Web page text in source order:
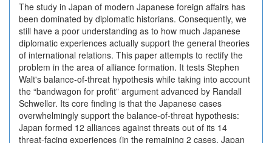
The study in Japan of modern Japanese foreign affairs has
been dominated by diplomatic historians. Consequently, we
still have a poor understanding as to how much Japanese
diplomatic experiences actually support the general theories
of international relations. This paper attempts to rectify the
problem in the area of alliance formation. It tests Stephen
Walt's balance-of-threat hypothesis while taking into account
the “bandwagon for profit” argument advanced by Randall
Schweller. Its core finding is that the Japanese cases
overwhelmingly support the balance-of-threat hypothesis:
Japan formed 12 alliances against threats out of its 14
threat-facing experiences (in the remaining 2 cases, Japan